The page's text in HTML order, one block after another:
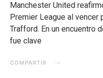
Manchester United
Premier League al vencer
Trafford. En un encuentro
fue clave
COMPARTIR